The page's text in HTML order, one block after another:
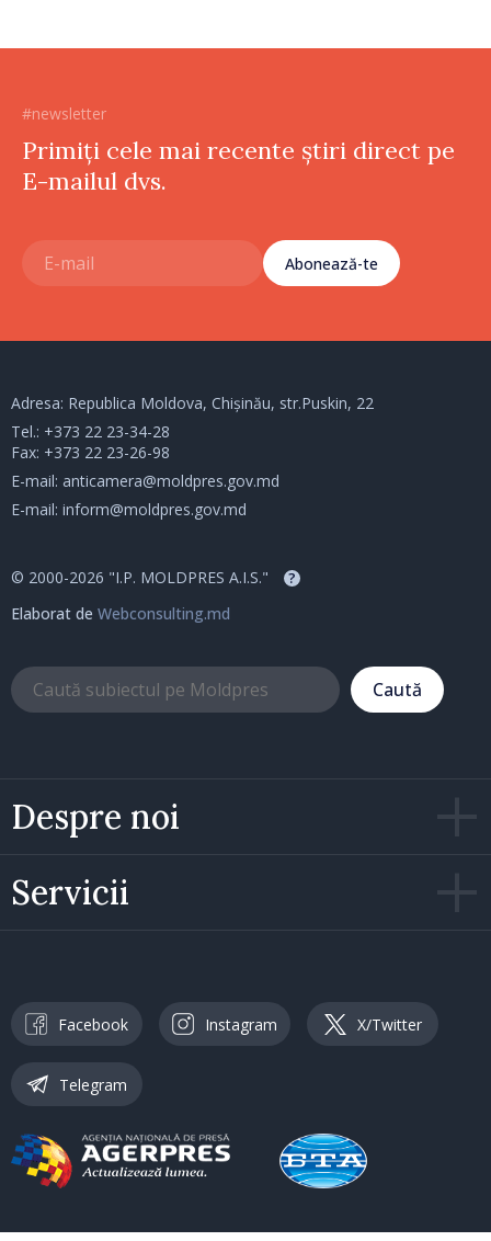
#newsletter
Primiți cele mai recente știri direct pe
E-mailul dvs.
Abonează-te
Despre noi
Servicii
Adresa: Republica Moldova, Chișinău, str.Puskin, 22
Tel.: +373 22 23-34-28
Fax: +373 22 23-26-98
E-mail: anticamera@moldpres.gov.md
E-mail: inform@moldpres.gov.md
© 2000-2026 "I.P. MOLDPRES A.I.S." ?
Elaborat de Webconsulting.md
Caută
Facebook Instagram X/Twitter
Telegram